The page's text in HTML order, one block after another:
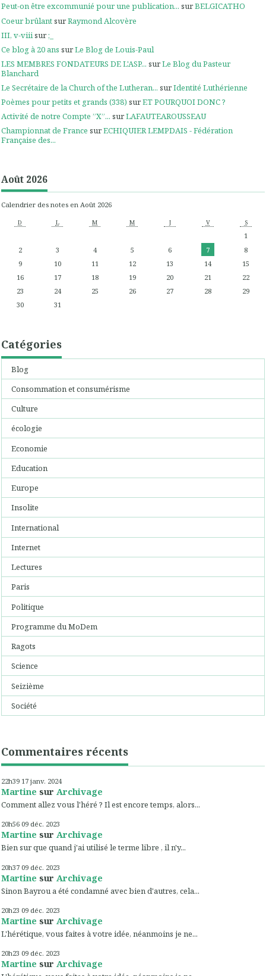
Peut-on être excommunié pour une publication... surBELGICATHO
Coeur brûlantsurRaymond Alcovère
III, v-viiisur;_
Ce blog à 20 ans surLe Blog de Louis-Paul
LES MEMBRES FONDATEURS DE L'ASP... surLe Blog du Pasteur
Blanchard
Le Secrétaire de la Church of the Lutheran... surIdentité Luthérienne
Poèmes pour petits et grands (338) surET POURQUOI DONC ?
Activité de notre Compte ”X”... surLAFAUTEAROUSSEAU
Championnat de France surECHIQUIER LEMPDAIS - Fédération
Française des...
Août 2026
Calendrier des notes en Août 2026
D L M M J V S
1
2
3 4 5 6 7
8
9
10 11 12 13 14
15
16
17 18 19 20 21
22
23
24 25 26 27 28
29
30
31
Catégories
Blog
Consommation et consumérisme
Culture
écologie
Economie
Education
Europe
Insolite
International
Internet
Lectures
Paris
Politique
Programme du MoDem
Ragots
Science
Seizième
Société
Commentaires récents
22h39 17 janv. 2024
Martine sur Archivage
Comment allez vous l'héré ? Il est encore temps, alors...
20h56 09 déc. 2023
Martine sur Archivage
Bien sur que quand j'ai utilisé le terme libre , il n'y...
20h37 09 déc. 2023
Martine sur Archivage
Sinon Bayrou a été condamné avec bien d'autres, cela...
20h23 09 déc. 2023
Martine sur Archivage
L'hérétique, vous faites à votre idée, néanmoins je ne...
20h23 09 déc. 2023
Martine sur Archivage